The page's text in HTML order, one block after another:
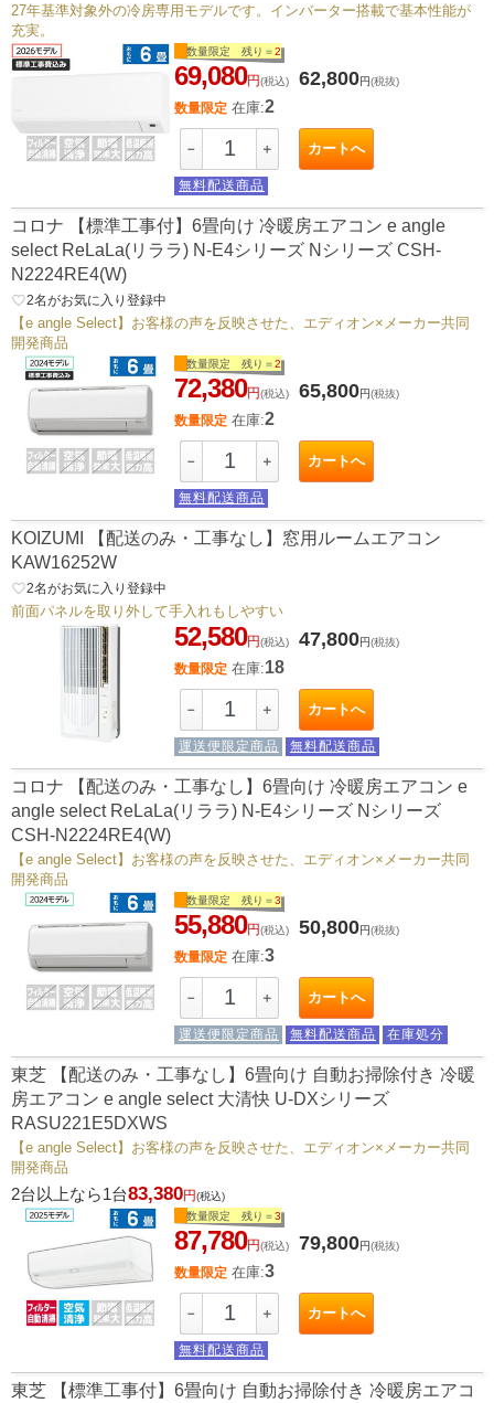
27年基準対象外の冷房専用モデルです。インバーター搭載で基本性能が
充実。
数量限定 残り＝2
69,080円(税込) 62,800円(税抜)
数量限定 在庫:2
－ ＋ カートへ
無料配送商品
コロナ 【標準工事付】6畳向け 冷暖房エアコン e angle
select ReLaLa(リララ) N-E4シリーズ Nシリーズ CSH-
N2224RE4(W)
favorite_border2名がお気に入り登録中
【e angle Select】お客様の声を反映させた、エディオン×メーカー共同
開発商品
数量限定 残り＝2
72,380円(税込) 65,800円(税抜)
数量限定 在庫:2
－ ＋ カートへ
無料配送商品
KOIZUMI 【配送のみ・工事なし】窓用ルームエアコン
KAW16252W
favorite_border2名がお気に入り登録中
前面パネルを取り外して手入れもしやすい
52,580円(税込) 47,800円(税抜)
数量限定 在庫:18
－ ＋ カートへ
運送便限定商品 無料配送商品
コロナ 【配送のみ・工事なし】6畳向け 冷暖房エアコン e
angle select ReLaLa(リララ) N-E4シリーズ Nシリーズ
CSH-N2224RE4(W)
【e angle Select】お客様の声を反映させた、エディオン×メーカー共同
開発商品
数量限定 残り＝3
55,880円(税込) 50,800円(税抜)
数量限定 在庫:3
－ ＋ カートへ
運送便限定商品 無料配送商品 在庫処分
東芝 【配送のみ・工事なし】6畳向け 自動お掃除付き 冷暖
房エアコン e angle select 大清快 U-DXシリーズ
RASU221E5DXWS
【e angle Select】お客様の声を反映させた、エディオン×メーカー共同
開発商品
2台以上なら1台83,380円(税込)
数量限定 残り＝3
87,780円(税込) 79,800円(税抜)
数量限定 在庫:3
－ ＋ カートへ
無料配送商品
東芝 【標準工事付】6畳向け 自動お掃除付き 冷暖房エアコ